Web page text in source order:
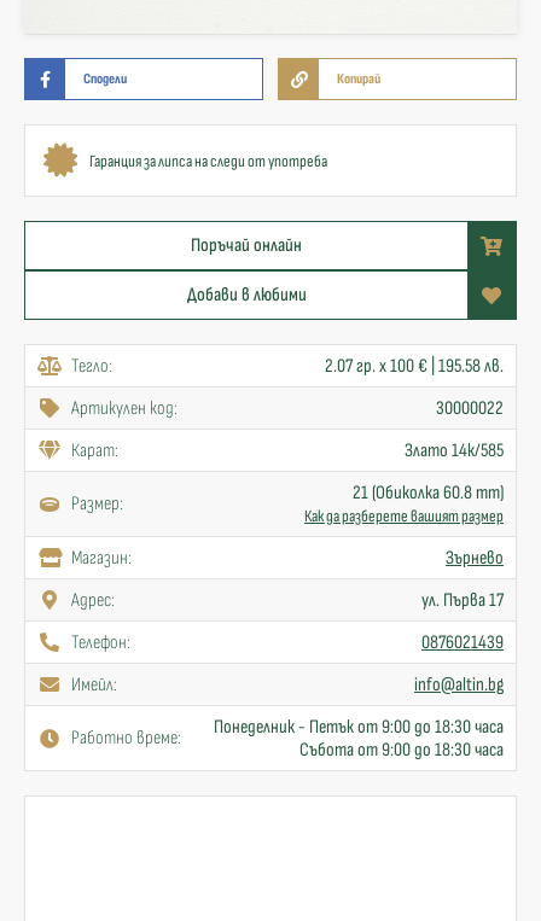
Сподели Копирай
Гаранция за липса на следи от употреба
Поръчай онлайн
Добави в любими
Тегло:
2.07 гр. x 100 € | 195.58 лв.
Артикулен код:
30000022
Карат:
Злато 14к/585
Размер: 21 (Обиколка 60.8 mm)
Как да разберете вашият размер
Mагазин:
Зърнево
Адрес:
ул. Първа 17
Телефон:
0876021439
Имейл:
info@altin.bg
Работно време:
Понеделник - Петък от 9:00 до 18:30 часа
Събота от 9:00 до 18:30 часа